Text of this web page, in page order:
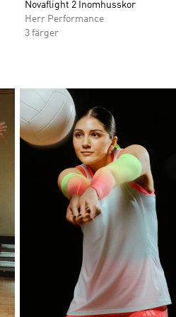
Novaflight 2 Inomhusskor
Herr Performance
3 färger